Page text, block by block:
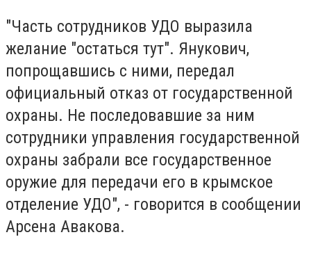
"Часть сотрудников УДО выразила
желание "остаться тут". Янукович,
попрощавшись с ними, передал
официальный отказ от государственной
охраны. Не последовавшие за ним
сотрудники управления государственной
охраны забрали все государственное
оружие для передачи его в крымское
отделение УДО", - говорится в сообщении
Арсена Авакова.